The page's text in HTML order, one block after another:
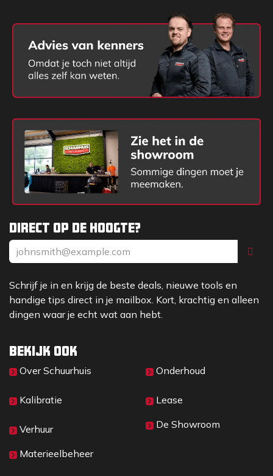
Direct op de hoogte?
Schrijf je in en krijg de beste deals, nieuwe tools en
handige tips direct in je mailbox. Kort, krachtig en alleen
dingen waar je echt wat aan hebt.
Bekijk ook
Over Sc​huurhuis
Kalibratie
Verhuur
Materieelbeheer
Onderhoud
Lease
De Showroom